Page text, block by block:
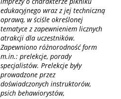
edukacyjnego wraz z jej techniczną
oprawą, w ściśle określonej
tematyce z zapewnieniem licznych
atrakcji dla uczestników.
Zapewniono różnorodność form
m.in.: prelekcje, porady
specjalistów. Prelekcje były
prowadzone przez
doświadczonych instruktorów,
psich behawiorystów,